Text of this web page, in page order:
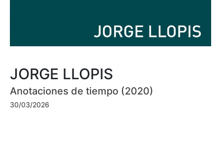
JORGE LLOPIS
Anotaciones de tiempo (2020)
30/03/2026